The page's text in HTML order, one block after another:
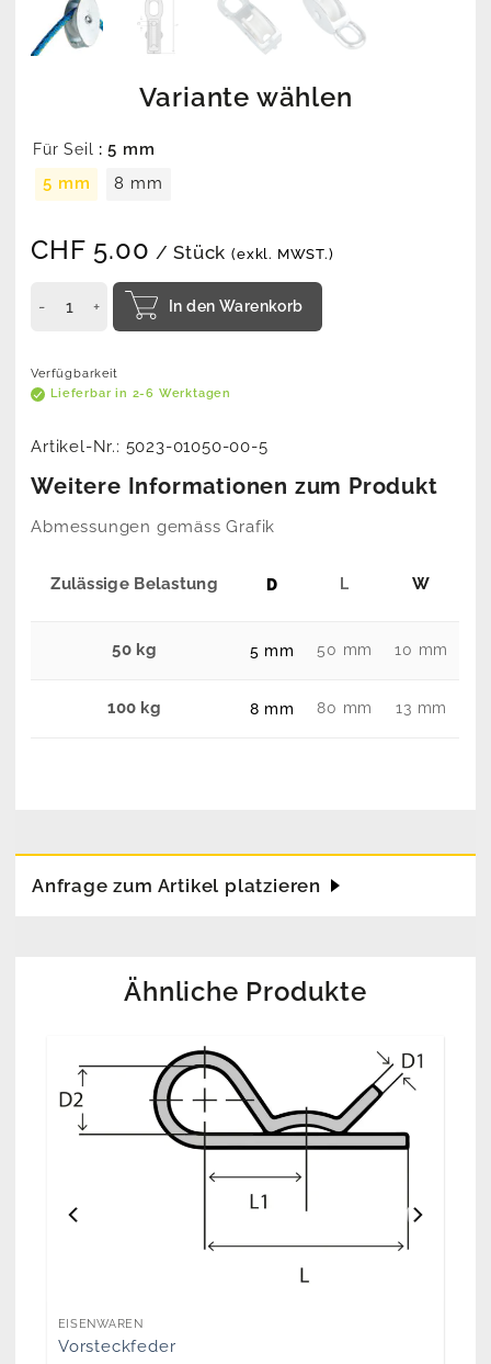
Variante wählen
Für Seil : 5 mm
5 mm
8 mm
CHF 5.00 / Stück (exkl. MWST.)
In den Warenkorb
Verfügbarkeit
Lieferbar in 2-6 Werktagen
Artikel-Nr.: 5023-01050-00-5
Weitere Informationen zum Produkt
Abmessungen gemäss Grafik
Zulässige Belastung D L W
50 kg 5 mm 50 mm 10 mm
100 kg 8 mm 80 mm 13 mm
Anfrage zum Artikel platzieren
Ähnliche Produkte
EISENWAREN
Vorsteckfeder